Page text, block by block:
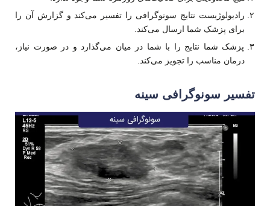
رادیولوژیست نتایج سونوگرافی را تفسیر می‌کند و گزارش آن را
برای پزشک شما ارسال می‌کند.
پزشک شما نتایج را با شما در میان می‌گذارد و در صورت نیاز،
درمان مناسب را تجویز می‌کند.
تفسیر سونوگرافی سینه